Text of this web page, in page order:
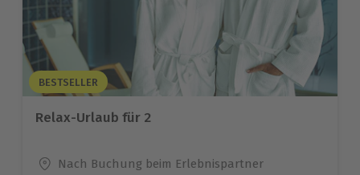
BESTSELLER
Relax-Urlaub für 2
Standort
Nach Buchung beim Erlebnispartner